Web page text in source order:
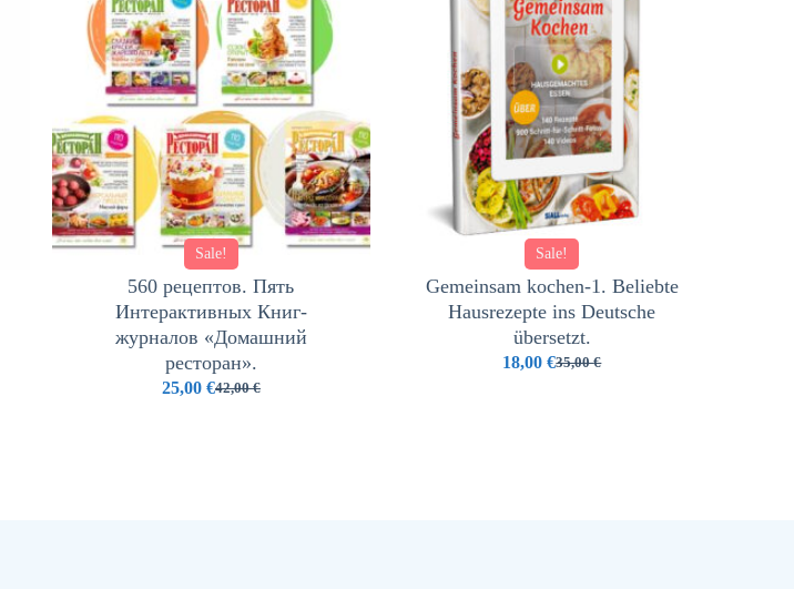
Sale!
560 рецептов. Пять
Интерактивных Книг-
журналов «Домашний
ресторан».
42,00€
25,00 €
Sale!
Gemeinsam kochen-1. Beliebte
Hausrezepte ins Deutsche
übersetzt.
35,00€
18,00€